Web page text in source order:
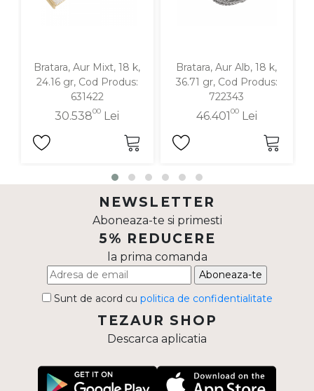
Bratara, Aur Mixt, 18 k,
24.16 gr, Cod Produs:
631422
30.53800 Lei
Bratara, Aur Alb, 18 k,
36.71 gr, Cod Produs:
722343
46.40100Lei
NEWSLETTER
Aboneaza-te si primesti
5% REDUCERE
la prima comanda
Aboneaza-te
Sunt de acord cu politica de confidentialitate
TEZAUR SHOP
Descarca aplicatia